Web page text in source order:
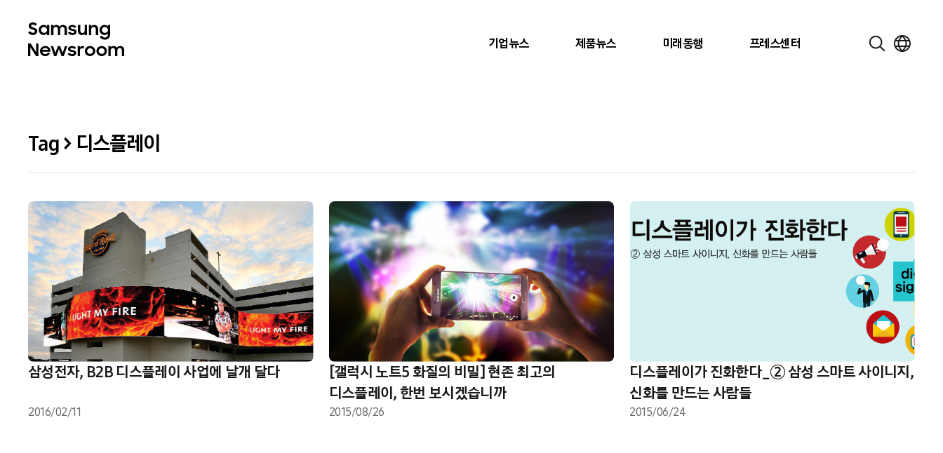
기업뉴스 제품뉴스 미래동행 프레스센터
Tag > 디스플레이
삼성전자, B2B 디스플레이 사업에 날개 달다
2016/02/11
[갤럭시 노트5 화질의 비밀] 현존 최고의
디스플레이, 한번 보시겠습니까
2015/08/26
디스플레이가 진화한다_② 삼성 스마트 사이니지,
신화를 만드는 사람들
2015/06/24